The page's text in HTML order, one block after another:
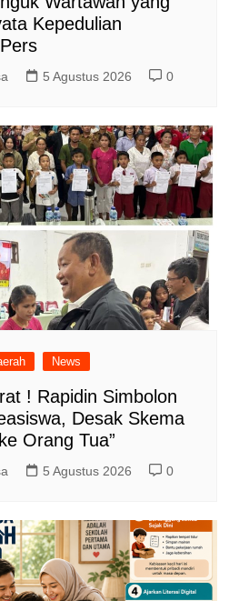
Kepedulian
5 Agustus 2026 0
News
! Rapidin Simbolon
Desak Skema
Orang Tua”
5 Agustus 2026 0